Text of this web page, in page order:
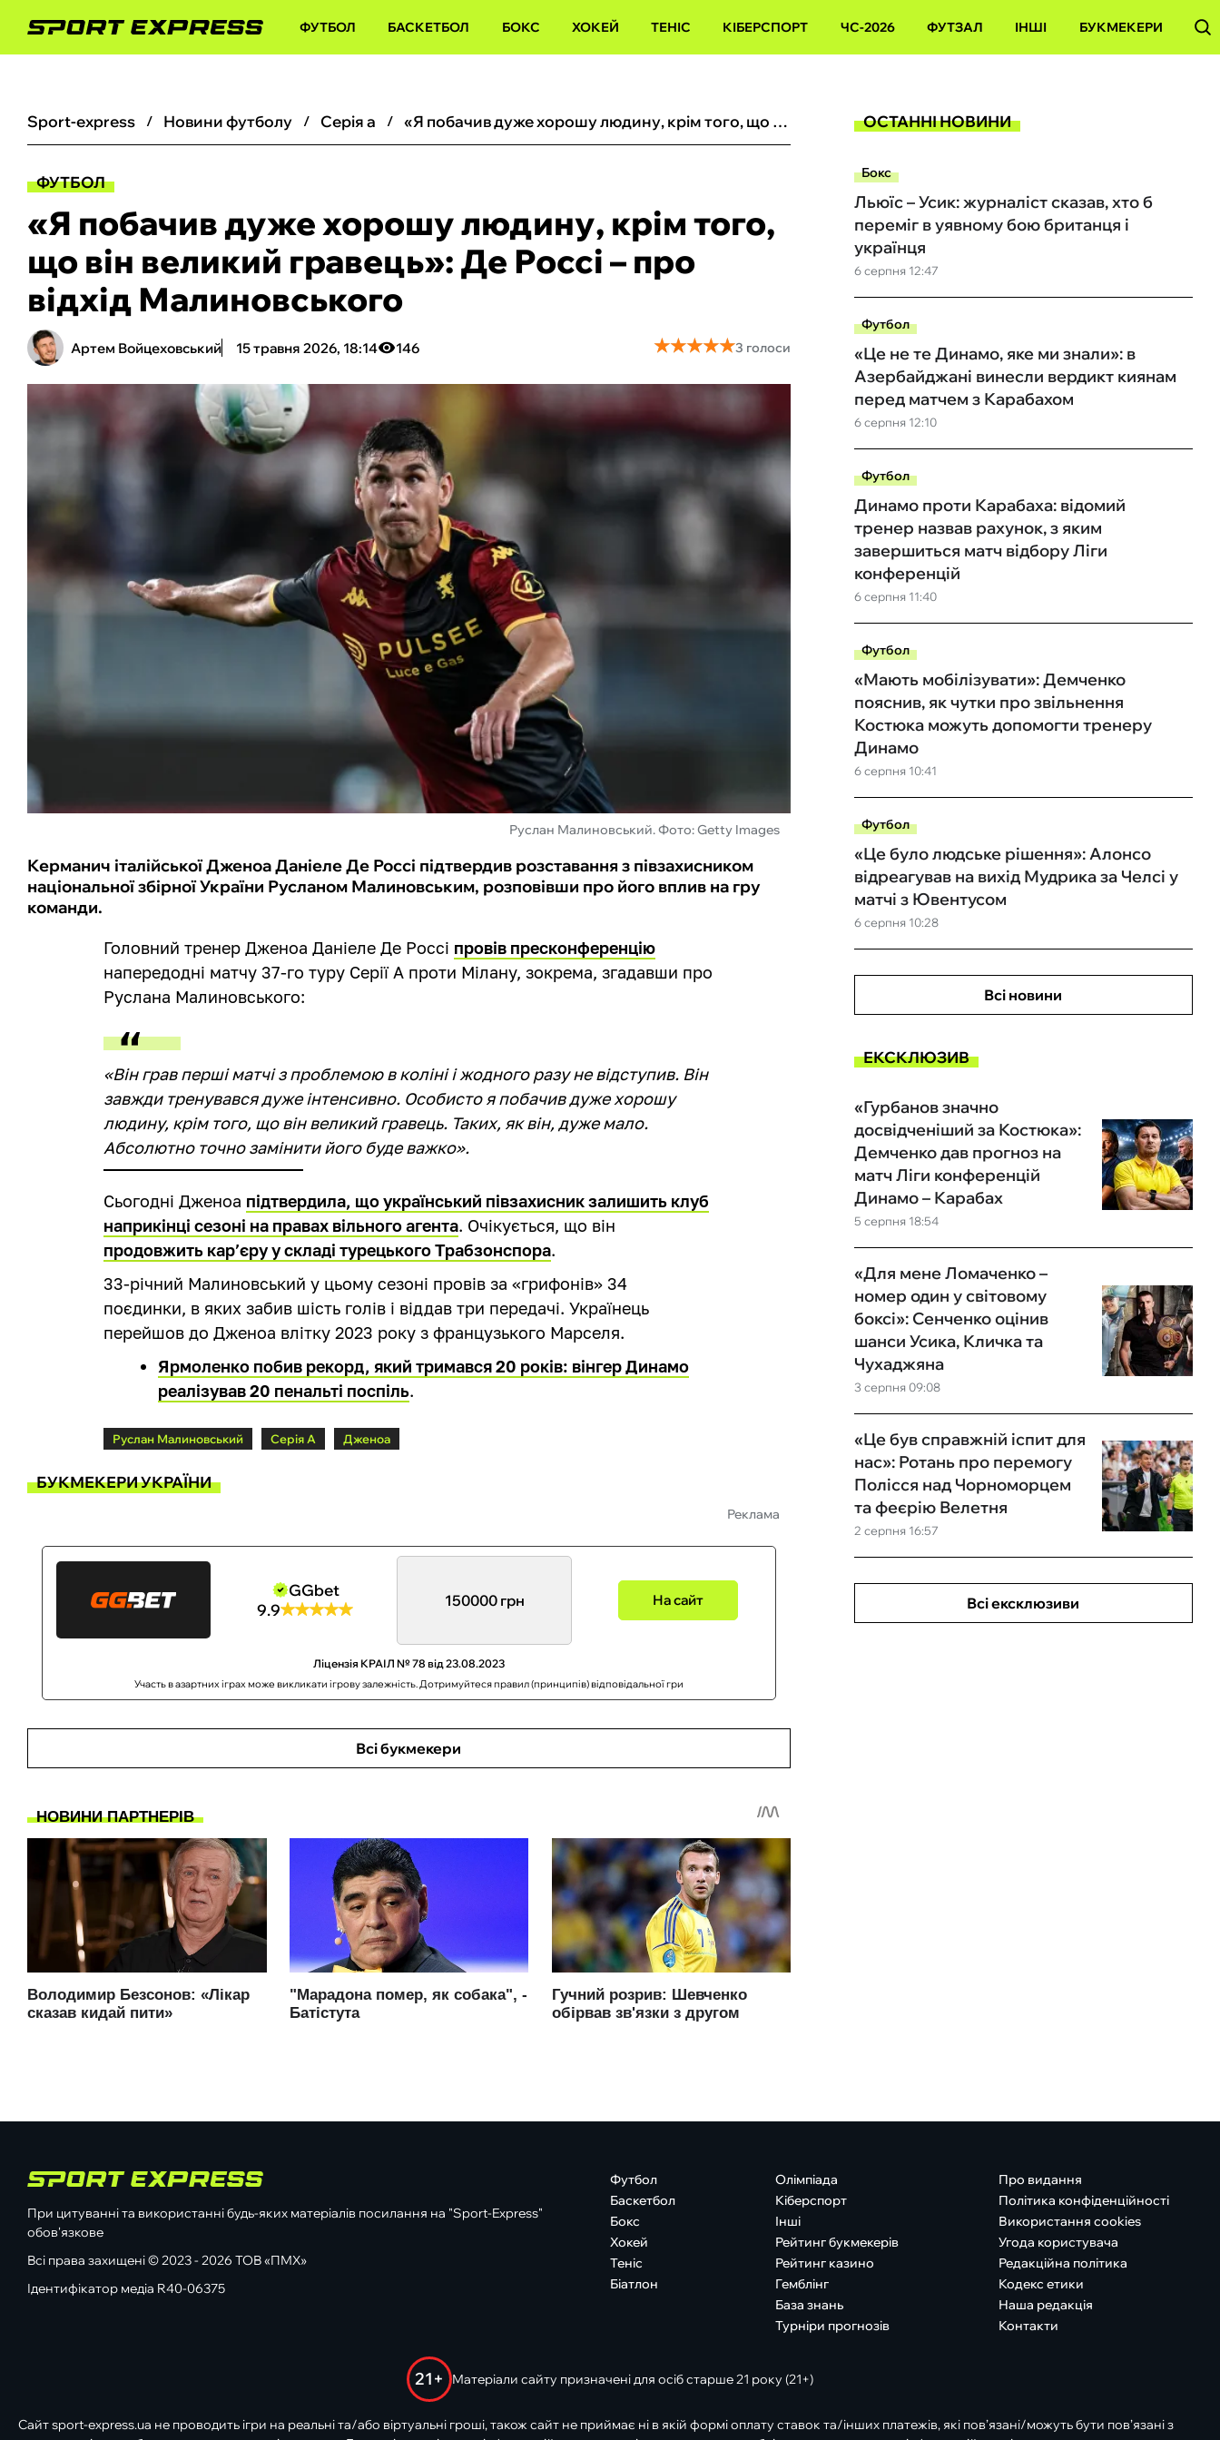
ФУТБОЛ БАСКЕТБОЛ БОКС ХОКЕЙ ТЕНІС КІБЕРСПОРТ ЧС-2026 ФУТЗАЛ ІНШІ БУКМЕКЕРИ
sport-express новини футболу серія а «Я побачив дуже хорошу людину, крім того, що він великий гравець»: Де Россі – про відхід Малиновського
ФУТБОЛ
«Я побачив дуже хорошу людину, крім того,
що він великий гравець»: Де Россі – про
відхід Малиновського
Артем Войцеховський 15 травня 2026, 18:14 146 ★★★★★
★★★★★3 голоси
Руслан Малиновський. Фото: Getty Images
Керманич італійської Дженоа Даніеле Де Россі підтвердив розставання з півзахисником
національної збірної України Русланом Малиновським, розповівши про його вплив на гру
команди.
Головний тренер Дженоа Даніеле Де Россі провів пресконференцію
напередодні матчу 37-го туру Серії А проти Мілану, зокрема, згадавши про
Руслана Малиновського:
«Він грав перші матчі з проблемою в коліні і жодного разу не відступив. Він
завжди тренувався дуже інтенсивно. Особисто я побачив дуже хорошу
людину, крім того, що він великий гравець. Таких, як він, дуже мало.
Абсолютно точно замінити його буде важко».
Сьогодні Дженоа підтвердила, що український півзахисник залишить клуб
наприкінці сезоні на правах вільного агента. Очікується, що він
продовжить кар’єру у складі турецького Трабзонспора.
33-річний Малиновський у цьому сезоні провів за «грифонів» 34
поєдинки, в яких забив шість голів і віддав три передачі. Українець
перейшов до Дженоа влітку 2023 року з французького Марселя.
Ярмоленко побив рекорд, який тримався 20 років: вінгер Динамо
реалізував 20 пенальті поспіль.
Руслан Малиновський Серія А Дженоа
БУКМЕКЕРИ УКРАЇНИ
Реклама
GGbet
9.9
150000 грн На сайт
Ліцензія КРАІЛ № 78 від 23.08.2023
Участь в азартних іграх може викликати ігрову залежність. Дотримуйтеся правил (принципів) відповідальної гри
Всі букмекери
ОСТАННІ НОВИНИ
Бокс
6 серпня 12:47
Льюїс – Усик: журналіст сказав, хто б
переміг в уявному бою британця і
українця
Футбол
6 серпня 12:10
«Це не те Динамо, яке ми знали»: в
Азербайджані винесли вердикт киянам
перед матчем з Карабахом
Футбол
6 серпня 11:40
Динамо проти Карабаха: відомий
тренер назвав рахунок, з яким
завершиться матч відбору Ліги
конференцій
Футбол
6 серпня 10:41
«Мають мобілізувати»: Демченко
пояснив, як чутки про звільнення
Костюка можуть допомогти тренеру
Динамо
Футбол
6 серпня 10:28
«Це було людське рішення»: Алонсо
відреагував на вихід Мудрика за Челсі у
матчі з Ювентусом
Всі новини
ЕКСКЛЮЗИВ
5 серпня 18:54
«Гурбанов значно
досвідченіший за Костюка»:
Демченко дав прогноз на
матч Ліги конференцій
Динамо – Карабах
3 серпня 09:08
«Для мене Ломаченко –
номер один у світовому
боксі»: Сенченко оцінив
шанси Усика, Кличка та
Чухаджяна
2 серпня 16:57
«Це був справжній іспит для
нас»: Ротань про перемогу
Полісся над Чорноморцем
та феєрію Велетня
Всі ексклюзиви
При цитуванні та використанні будь-яких матеріалів посилання на "Sport-Express"
обов'язкове
Всі права захищені © 2023 - 2026 ТОВ «ПМХ»
Ідентифікатор медіа R40-06375
Футбол
Баскетбол
Бокс
Хокей
Теніс
Біатлон
Олімпіада
Кіберспорт
Інші
Рейтинг букмекерів
Рейтинг казино
Гемблінг
База знань
Турніри прогнозів
Про видання
Політика конфіденційності
Використання cookies
Угода користувача
Редакційна політика
Кодекс етики
Наша редакція
Контакти
21+ Матеріали сайту призначені для осіб старше 21 року (21+)
Сайт sport-express.ua не проводить ігри на реальні та/або віртуальні гроші, також сайт не приймає ні в якій формі оплату ставок та/інших платежів, які пов’язані/можуть бути пов’язані з